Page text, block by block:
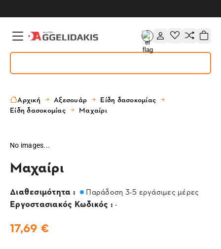
Αρχική Αξεσουάρ
Είδη δασοκομίας
Είδη δασοκομίας
Μαχαίρι
No images...
Μαχαίρι
Διαθεσιμότητα : Παράδοση 3-5 εργάσιμες μέρες
Εργοστασιακός Κωδικός : -
17,69 €